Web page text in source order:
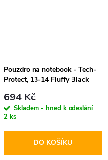
Pouzdro na notebook - Tech-
Protect, 13-14 Fluffy Black
694 Kč
Skladem - hned k odeslání
2 ks
DO KOŠÍKU